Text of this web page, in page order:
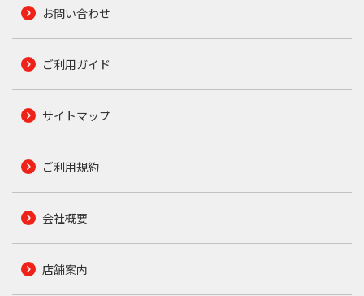
お問い合わせ
ご利用ガイド
サイトマップ
ご利用規約
会社概要
店舗案内